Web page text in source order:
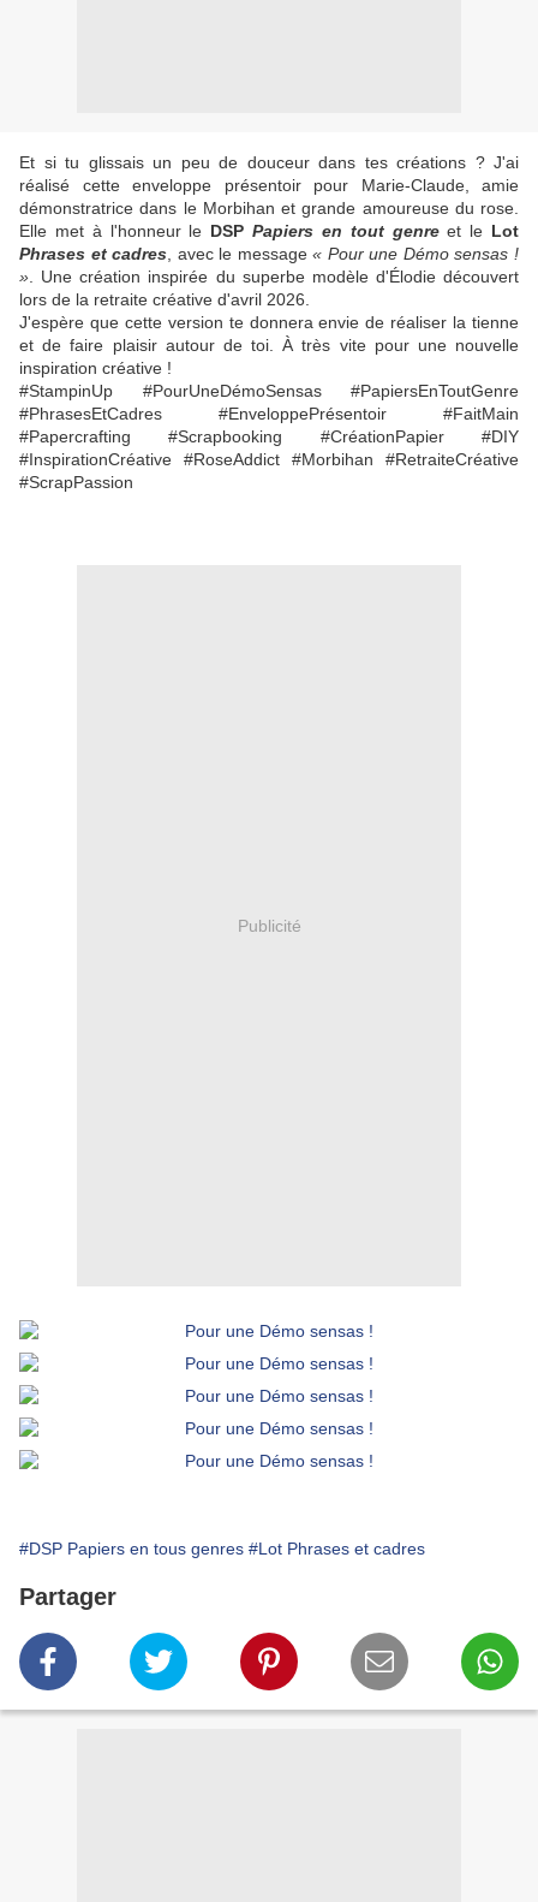
Et si tu glissais un peu de douceur dans tes créations ? J'ai
réalisé cette enveloppe présentoir pour Marie-Claude, amie
démonstratrice dans le Morbihan et grande amoureuse du rose.
Elle met à l'honneur le DSPPapiers en tout genreet le Lot
Phrases et cadres , avec le message« Pour une Démo sensas !
» . Une création inspirée du superbe modèle d'Élodie découvert
lors de la retraite créative d'avril 2026.
J'espère que cette version te donnera envie de réaliser la tienne
et de faire plaisir autour de toi. À très vite pour une nouvelle
inspiration créative !
#StampinUp #PourUneDémoSensas #PapiersEnToutGenre
#PhrasesEtCadres #EnveloppePrésentoir #FaitMain
#Papercrafting #Scrapbooking #CréationPapier #DIY
#InspirationCréative #RoseAddict #Morbihan #RetraiteCréative
#ScrapPassion
Publicité
#DSP Papiers en tous genres #Lot Phrases et cadres
Partager